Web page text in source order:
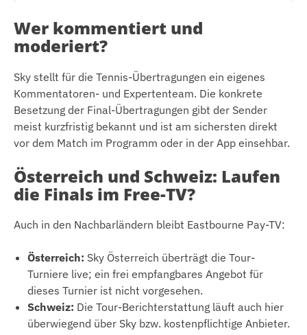
Wer kommentiert und
moderiert?
Sky stellt für die Tennis-Übertragungen ein eigenes
Kommentatoren- und Expertenteam. Die konkrete
Besetzung der Final-Übertragungen gibt der Sender
meist kurzfristig bekannt und ist am sichersten direkt
vor dem Match im Programm oder in der App einsehbar.
Österreich und Schweiz: Laufen
die Finals im Free-TV?
Auch in den Nachbarländern bleibt Eastbourne Pay-TV:
Österreich: Sky Österreich überträgt die Tour-
Turniere live; ein frei empfangbares Angebot für
dieses Turnier ist nicht vorgesehen.
Schweiz: Die Tour-Berichterstattung läuft auch hier
überwiegend über Sky bzw. kostenpflichtige Anbieter.